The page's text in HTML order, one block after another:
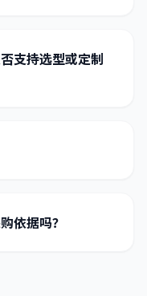
支持选型或定制
依据吗？